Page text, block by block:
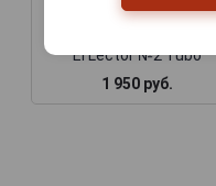
El Lector №2 Tubo
1 950 руб.